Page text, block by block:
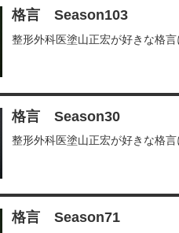
格言 Season103
整形外科医塗山正宏が好きな格言
格言 Season30
整形外科医塗山正宏が好きな格言
格言 Season71